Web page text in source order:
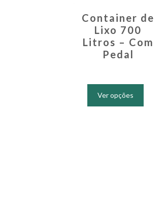
Container de
Lixo 700
Litros – Com
Pedal
Ver opções